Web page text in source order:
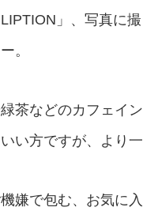
」、写真に
。
茶などのカフェイ
い方ですが、より
嫌で包む、お気に